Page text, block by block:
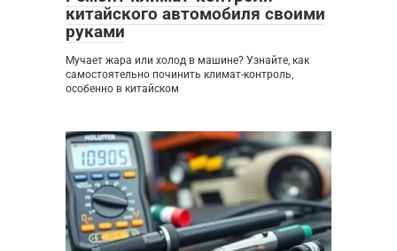
китайского автомобиля своими
руками
Мучает жара или холод в машине? Узнайте, как
самостоятельно починить климат-контроль,
особенно в китайском